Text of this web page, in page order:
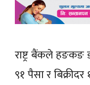
राष्ट्र बैंकले
९१ पैसा र